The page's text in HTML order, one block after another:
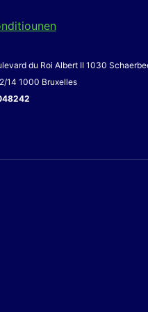
du Roi Albert II 1030
14 1000 Bruxelles